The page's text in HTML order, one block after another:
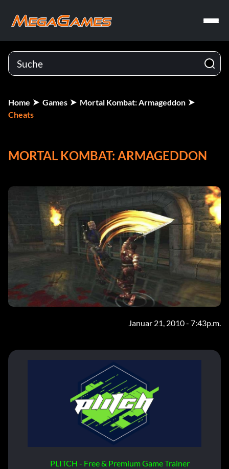
Home Games
Mortal Kombat: Armageddon
Cheats
MORTAL KOMBAT: ARMAGEDDON
Januar 21, 2010 - 7:43p.m.
PLITCH - Free & Premium Game Trainer